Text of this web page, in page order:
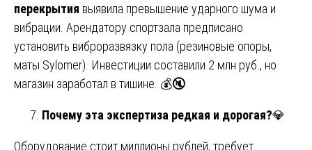
перекрытия выявила превышение ударного шума и
вибрации. Арендатору спортзала предписано
установить виброразвязку пола (резиновые опоры,
маты Sylomer). Инвестиции составили 2 млн руб., но
магазин заработал в тишине. 💰🔇
Почему эта экспертиза редкая и дорогая?💎
Оборудование стоит миллионы рублей, требует